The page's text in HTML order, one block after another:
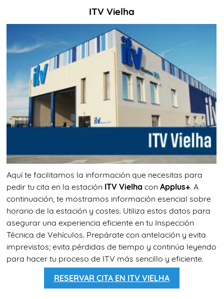
ITV Vielha
Aquí te facilitamos la información que necesitas para
pedir tu cita en la estación ITV Vielha con Applus+. A
continuación, te mostramos información esencial sobre
horario de la estación y costes. Utiliza estos datos para
asegurar una experiencia eficiente en tu Inspección
Técnica de Vehículos. Prepárate con antelación y evita
imprevistos; evita pérdidas de tiempo y continúa leyendo
para hacer tu proceso de ITV más sencillo y eficiente.
RESERVAR CITA EN ITV VIELHA